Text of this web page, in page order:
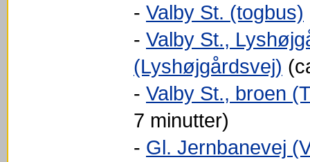
- Valby St. (togbus)
- Valby St.,
(Lyshøjgårdsvej)
- Valby St., broen
7 minutter)
- Gl. Jernbanevej